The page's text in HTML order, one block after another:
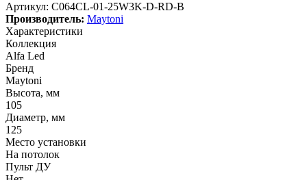
Артикул: C064CL-01-25W3K-D-RD-B
Производитель: Maytoni
Характеристики
Коллекция
Alfa Led
Бренд
Maytoni
Высота, мм
105
Диаметр, мм
125
Место установки
На потолок
Пульт ДУ